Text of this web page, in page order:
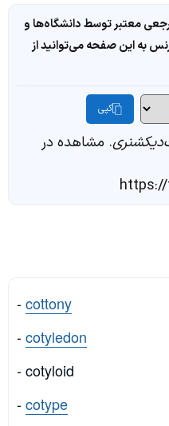
معتبر توسط دانشگاه‌ها و
به این صفحه می‌توانید از
کپی
. مشاهده در
-cottony
-cotyledon
- cotyloid
-cotype